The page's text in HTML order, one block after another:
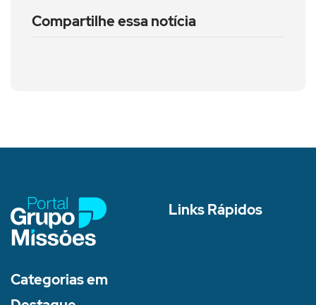
Compartilhe essa notícia
Links Rápidos
Categorias em